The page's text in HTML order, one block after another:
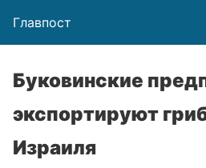
Главпост
Буковинские
экспортируют
Израиля